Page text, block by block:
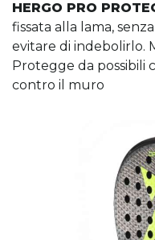
HERGO PRO
fissata alla lama,
evitare di indebolirlo.
Protegge da possibili
contro il muro